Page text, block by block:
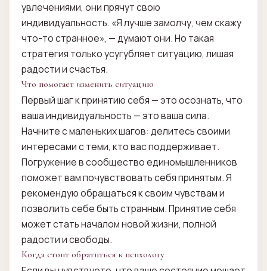
увлечениями, они прячут свою
индивидуальность. «Я лучше замолчу, чем скажу
что-то странное», — думают они. Но такая
стратегия только усугубляет ситуацию, лишая
радости и счастья.
Что помогает изменить ситуацию
Первый шаг к принятию себя — это осознать, что
ваша индивидуальность — это ваша сила.
Начните с маленьких шагов: делитесь своими
интересами с теми, кто вас поддерживает.
Погружение в сообщество единомышленников
поможет вам почувствовать себя принятым. Я
рекомендую обращаться к своим чувствам и
позволить себе быть странным. Принятие себя
может стать началом новой жизни, полной
радости и свободы.
Когда стоит обратиться к психологу